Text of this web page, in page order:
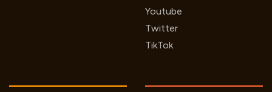
Youtube
Twitter
TikTok